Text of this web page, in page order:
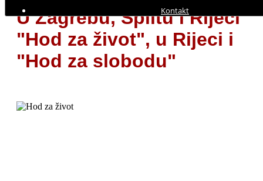
Kontakt
U Zagrebu, Splitu i Rijeci
"Hod za život", u Rijeci i
"Hod za slobodu"